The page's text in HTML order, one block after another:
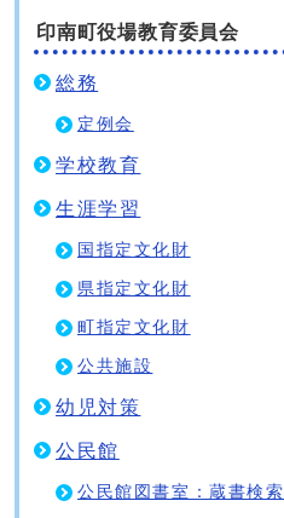
印南町役場教育委員会
総務
定例会
学校教育
生涯学習
国指定文化財
県指定文化財
町指定文化財
公共施設
幼児対策
公民館
公民館図書室：蔵書検索